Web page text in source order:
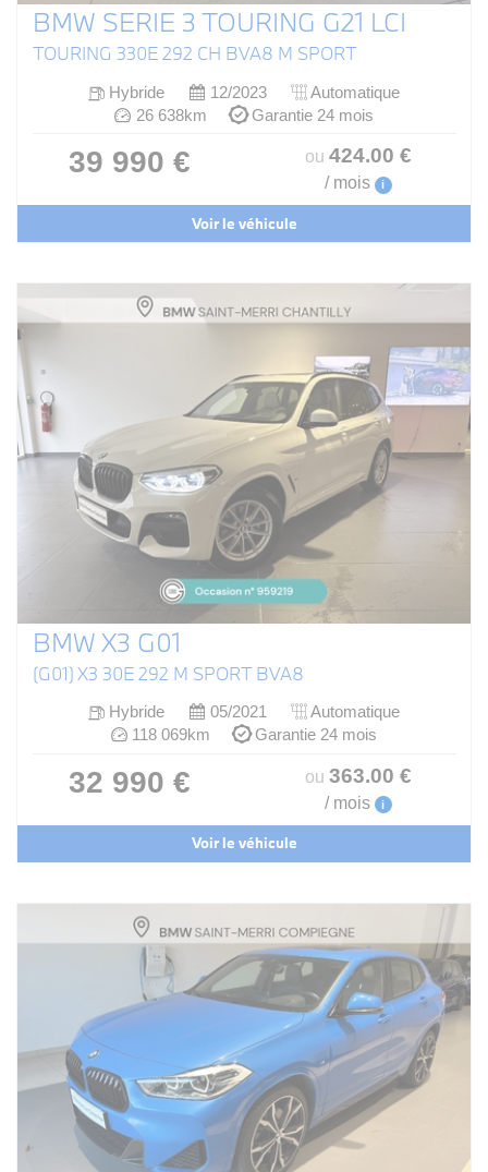
BMW SERIE 3 TOURING G21 LCI
TOURING 330E 292 CH BVA8 M SPORT
Hybride 12/2023
Automatique
26 638km
Garantie 24 mois
39 990 € ou 424.00 €
/ mois i
Voir le véhicule
BMW X3 G01
(G01) X3 30E 292 M SPORT BVA8
Hybride 05/2021
Automatique
118 069km
Garantie 24 mois
32 990 € ou 363.00 €
/ mois i
Voir le véhicule